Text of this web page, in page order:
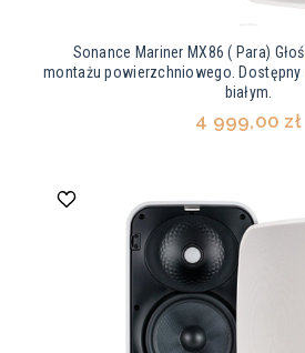
Sonance Mariner MX86 ( Para)
montażu powierzchniowego.
białym.
4 999,00 zł